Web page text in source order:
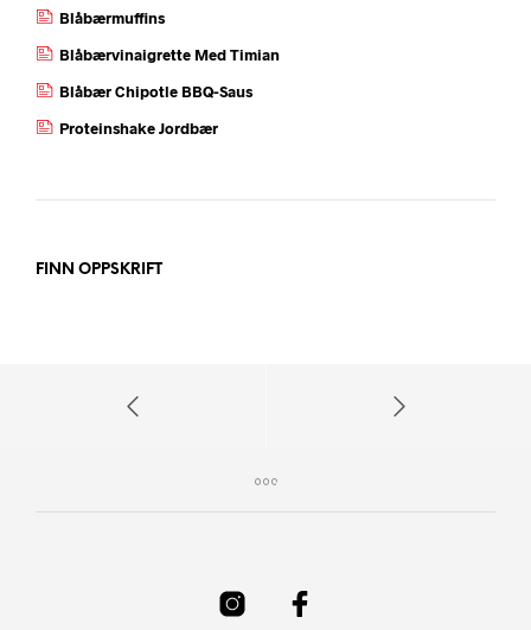
Blåbærmuffins
Blåbærvinaigrette Med Timian
Blåbær Chipotle BBQ-Saus
Proteinshake Jordbær
FINN OPPSKRIFT